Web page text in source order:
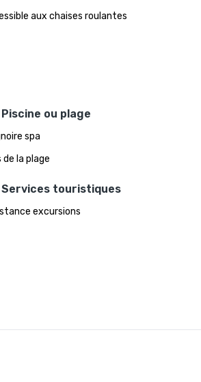
aux chaises roulantes
Piscine ou plage
spa
de la plage
Services touristiques
excursions